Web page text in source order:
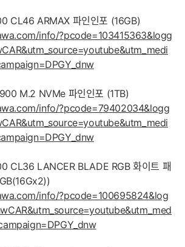
CL46 ARMAX 파인인포 (16GB)
info/?pcode=103415363&logg
M.2 NVMe 파인인포 (1TB)
info/?pcode=79402034&logg
CL36 LANCER BLADE RGB 화이트 패
info/?pcode=100695824&log